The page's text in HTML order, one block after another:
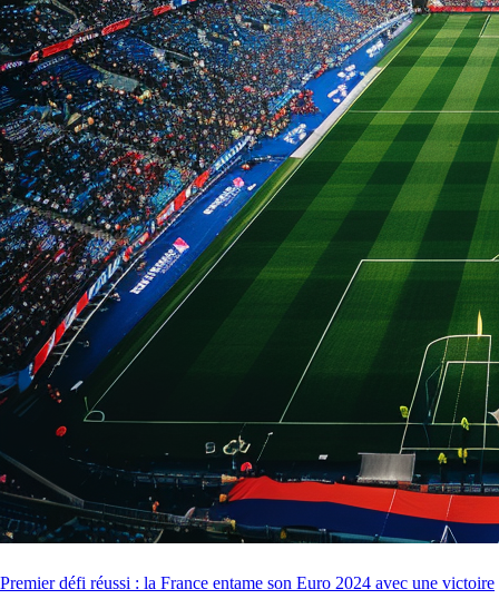
Premier défi réussi : la France entame son Euro 2024 avec une victoire